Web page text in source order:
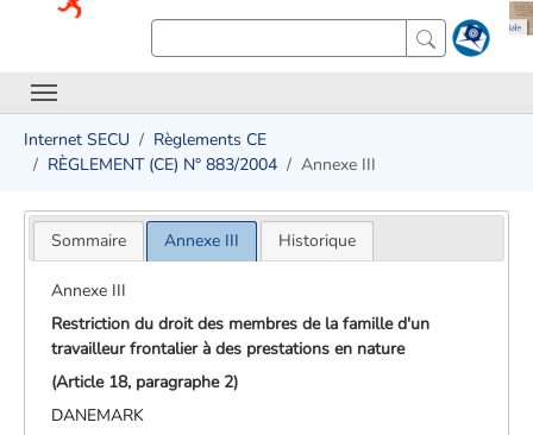
Internet SECU
Règlements CE
RÈGLEMENT (CE) N° 883/2004
Annexe III
Sommaire Annexe III Historique
Annexe III
Restriction du droit des membres de la famille d'un
travailleur frontalier à des prestations en nature
(Article 18, paragraphe 2)
DANEMARK